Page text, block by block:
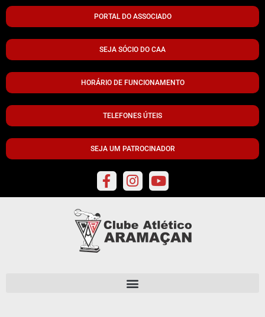
PORTAL DO ASSOCIADO
SEJA SÓCIO DO CAA
HORÁRIO DE FUNCIONAMENTO
TELEFONES ÚTEIS
SEJA UM PATROCINADOR